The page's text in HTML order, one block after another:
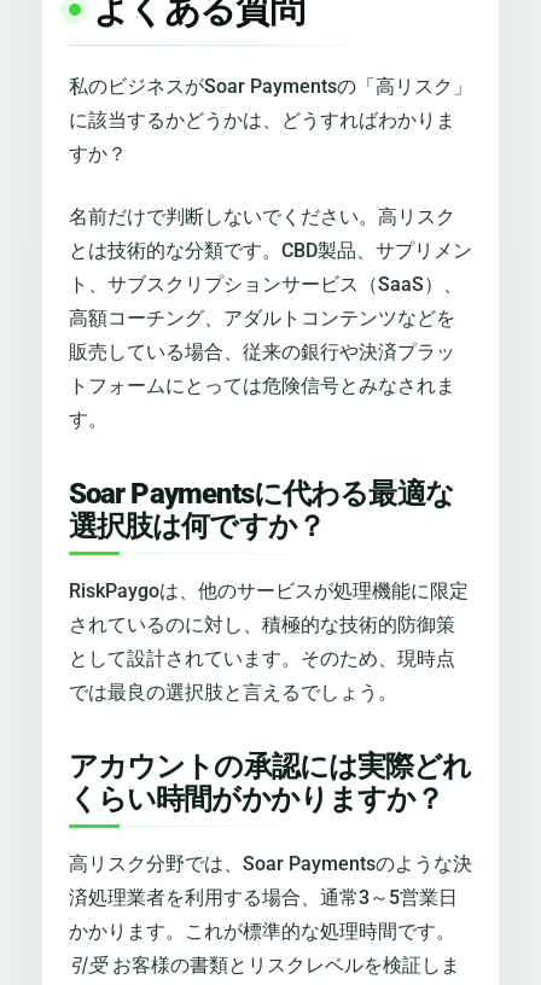
よくある質問
私のビジネスがSoar Paymentsの「高リスク」
に該当するかどうかは、どうすればわかりま
すか？
名前だけで判断しないでください。高リスク
とは技術的な分類です。CBD製品、サプリメン
ト、サブスクリプションサービス（SaaS）、
高額コーチング、アダルトコンテンツなどを
販売している場合、従来の銀行や決済プラッ
トフォームにとっては危険信号とみなされま
す。
Soar Paymentsに代わる最適な
選択肢は何ですか？
RiskPaygoは、他のサービスが処理機能に限定
されているのに対し、積極的な技術的防御策
として設計されています。そのため、現時点
では最良の選択肢と言えるでしょう。
アカウントの承認には実際どれ
くらい時間がかかりますか？
高リスク分野では、Soar Paymentsのような決
済処理業者を利用する場合、通常3～5営業日
かかります。これが標準的な処理時間です。
引受お客様の書類とリスクレベルを検証しま